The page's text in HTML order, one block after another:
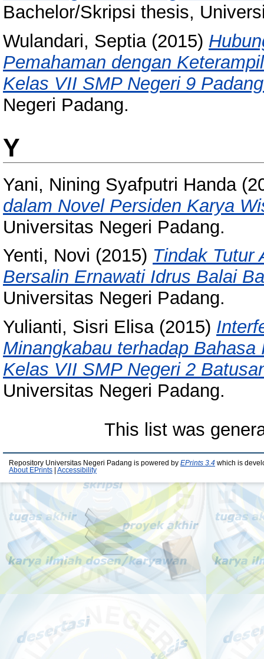
Bachelor/Skripsi thesis,
Wulandari, Septia(2015)
Pemahaman dengan
Kelas VII SMP Negeri 9
Negeri Padang.
Y
Yani, Nining Syafputri Handa
dalam Novel Persiden Karya
Universitas Negeri Padang.
Yenti, Novi (2015) Tindak Tutur
Bersalin Ernawati Idrus Balai
Universitas Negeri Padang.
Yulianti, Sisri Elisa(2015)
Minangkabau terhadap
Kelas VII SMP Negeri 2
Universitas Negeri Padang.
This list was
Repository Universitas Negeri Padang is powered by EPrints 3.4 which is
About EPrints
Accessibility